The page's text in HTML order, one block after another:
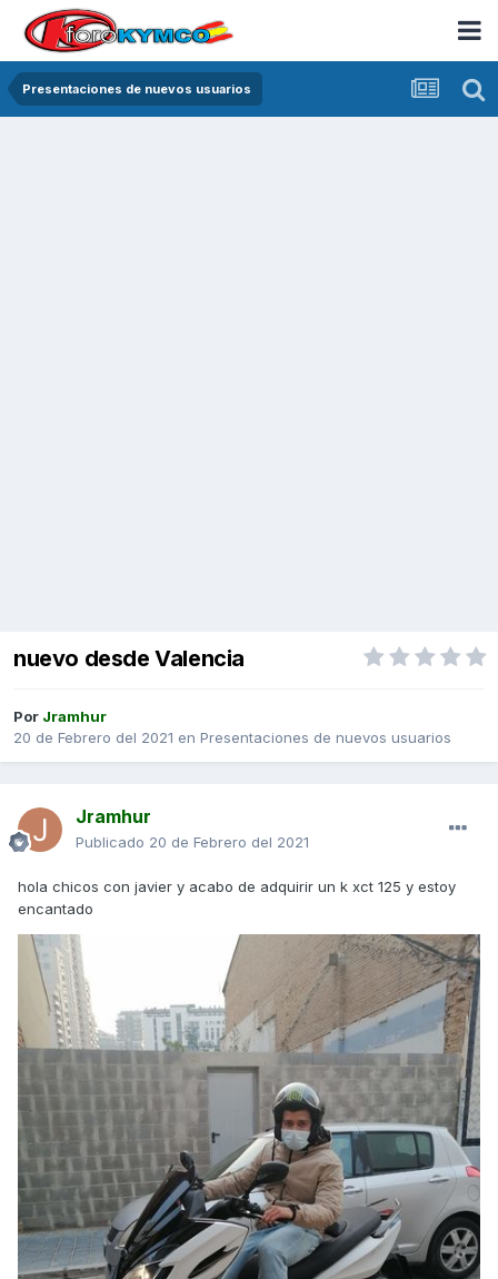
Presentaciones de nuevos usuarios
nuevo desde Valencia
Por Jramhur
20 de Febrero del 2021 en Presentaciones de nuevos usuarios
Jramhur
Publicado 20 de Febrero del 2021
hola chicos con javier y acabo de adquirir un k xct 125 y estoy
encantado